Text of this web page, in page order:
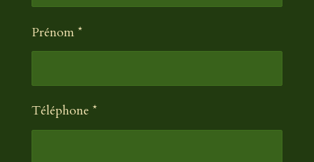
Prénom *
Téléphone *